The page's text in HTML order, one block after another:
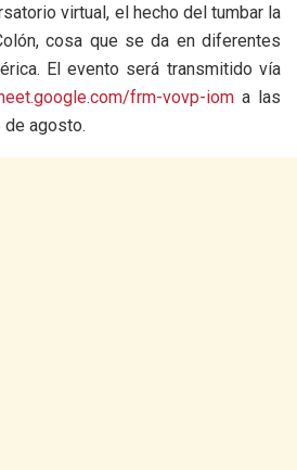
virtual, el hecho del tumbar la
cosa que se da en diferentes
El evento será transmitido vía
frm-vovp-iom a las
agosto.